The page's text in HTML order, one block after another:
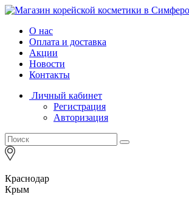
О нас
Оплата и доставка
Акции
Новости
Контакты
Личный кабинет
Регистрация
Авторизация
Краснодар
Крым